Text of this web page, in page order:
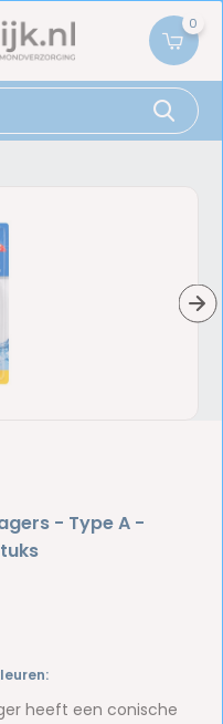
0
- Type A -
heeft een conische